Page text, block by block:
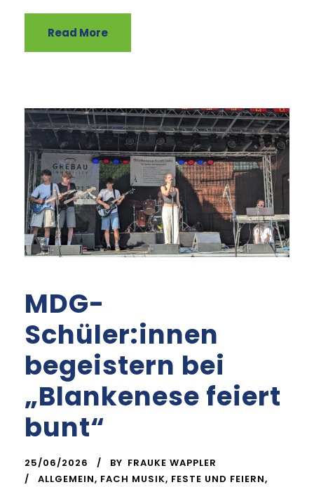
Read More
MDG-
Schüler:innen
begeistern bei
„Blankenese feiert
bunt“
25/06/2026 BY FRAUKE WAPPLER
ALLGEMEIN, FACH MUSIK, FESTE UND FEIERN,